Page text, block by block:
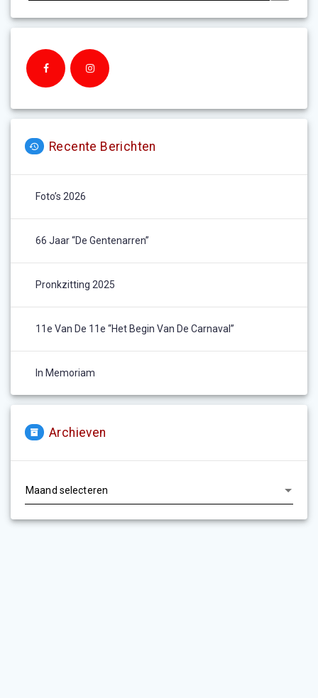
Recente Berichten
Foto’s 2026
66 Jaar “De Gentenarren”
Pronkzitting 2025
11e Van De 11e “het Begin Van De Carnaval”
In Memoriam
Archieven